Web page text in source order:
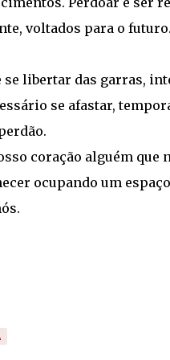
voltados para o futuro.
se libertar das garras,
se afastar,
coração alguém que
ocupando um